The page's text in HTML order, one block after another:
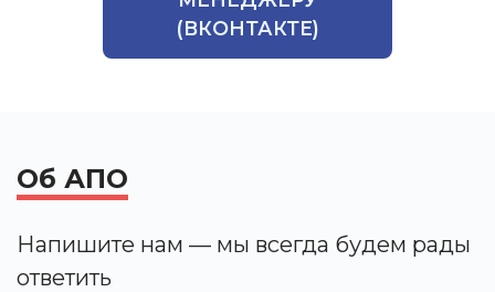
(ВКОНТАКТЕ)
Об АПО
Напишите нам — мы всегда будем рады
ответить